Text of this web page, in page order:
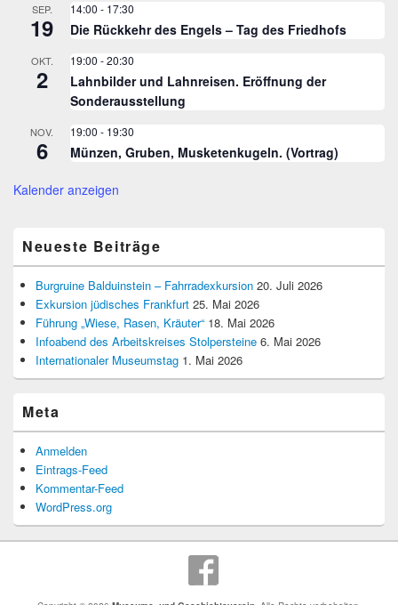
SEP.
19
14:00 - 17:30
Die Rückkehr des Engels – Tag des Friedhofs
OKT.
2
19:00 -20:30
Lahnbilder und Lahnreisen. Eröffnung der
Sonderausstellung
NOV.
6
19:00 - 19:30
Münzen, Gruben, Musketenkugeln. (Vortrag)
Kalender anzeigen
Neueste Beiträge
Burgruine Balduinstein – Fahrradexkursion 20. Juli 2026
Exkursion jüdisches Frankfurt 25. Mai 2026
Führung „Wiese, Rasen, Kräuter“ 18. Mai 2026
Infoabend des Arbeitskreises Stolpersteine 6. Mai 2026
Internationaler Museumstag 1. Mai 2026
Meta
Anmelden
Eintrags-Feed
Kommentar-Feed
WordPress.org